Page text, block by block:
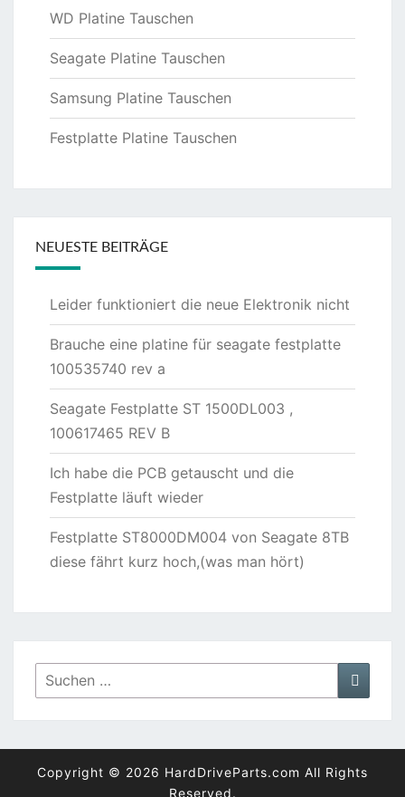
WD Platine Tauschen
Seagate Platine Tauschen
Samsung Platine Tauschen
Festplatte Platine Tauschen
NEUESTE BEITRÄGE
Leider funktioniert die neue Elektronik nicht
Brauche eine platine für seagate festplatte
100535740 rev a
Seagate Festplatte ST 1500DL003 ,
100617465 REV B
Ich habe die PCB getauscht und die
Festplatte läuft wieder
Festplatte ST8000DM004 von Seagate 8TB
diese fährt kurz hoch,(was man hört)
Suchen
nach:
Copyright © 2026 HardDriveParts.com All Rights
Reserved.